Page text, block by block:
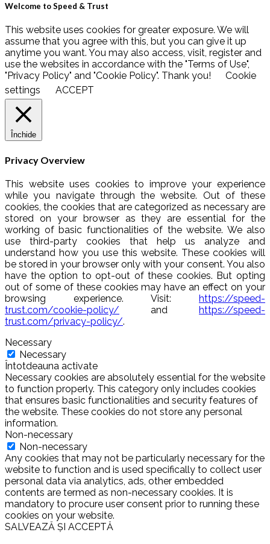
Welcome to Speed & Trust
This website uses cookies for greater exposure. We will
assume that you agree with this, but you can give it up
anytime you want. You may also access, visit, register and
use the websites in accordance with the "Terms of Use",
"Privacy Policy" and "Cookie Policy". Thank you!
Cookie
settings
ACCEPT
Închide
Privacy Overview
This website uses cookies to improve your experience
while you navigate through the website. Out of these
cookies, the cookies that are categorized as necessary are
stored on your browser as they are essential for the
working of basic functionalities of the website. We also
use third-party cookies that help us analyze and
understand how you use this website. These cookies will
be stored in your browser only with your consent. You also
have the option to opt-out of these cookies. But opting
out of some of these cookies may have an effect on your
browsing experience. Visit: https://speed-
trust.com/cookie-policy/ and https://speed-
trust.com/privacy-policy/.
Necessary
Necessary
Întotdeauna activate
Necessary cookies are absolutely essential for the website
to function properly. This category only includes cookies
that ensures basic functionalities and security features of
the website. These cookies do not store any personal
information.
Non-necessary
Non-necessary
Any cookies that may not be particularly necessary for the
website to function and is used specifically to collect user
personal data via analytics, ads, other embedded
contents are termed as non-necessary cookies. It is
mandatory to procure user consent prior to running these
cookies on your website.
SALVEAZĂ ȘI ACCEPTĂ